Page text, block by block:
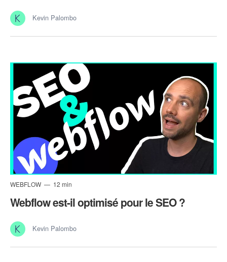
Kevin Palombo
WEBFLOW 12 min
Webflow est-il optimisé pour le SEO ?
Kevin Palombo